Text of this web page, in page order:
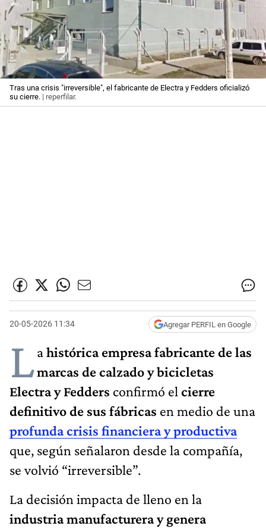
Tras una crisis "irreversible", el fabricante de Electra y Fedders oficializó
su cierre. | reperfilar.
20-05-2026 11:34 Agregar PERFIL en Google
Lahistórica empresa fabricante de las
marcas de calzado y bicicletas
Electra y Fedders confirmó el cierre
definitivo de sus fábricas en medio de una
profunda crisis financiera y productiva
que, según señalaron desde la compañía,
se volvió “irreversible”.
La decisión impacta de lleno en la
industria manufacturera y genera